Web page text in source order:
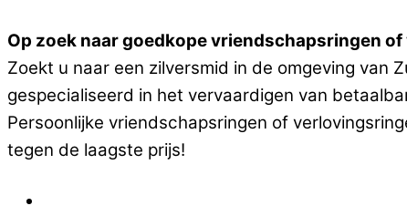
Op zoek naar goedkope vriendschapsringen
Zoekt u naar een zilversmid in de omgeving van
gespecialiseerd in het vervaardigen van
Persoonlijke vriendschapsringen of
tegen de laagste prijs!